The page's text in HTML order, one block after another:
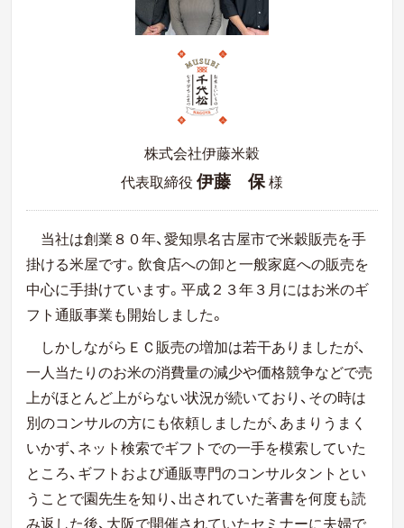
株式会社伊藤米穀
代表取締役 伊藤 保様
当社は創業８０年、愛知県名古屋市で米穀販売を手
掛ける米屋です。飲食店への卸と一般家庭への販売を
中心に手掛けています。平成２３年３月にはお米のギ
フト通販事業も開始しました。
しかしながらＥＣ販売の増加は若干ありましたが、
一人当たりのお米の消費量の減少や価格競争などで売
上がほとんど上がらない状況が続いており、その時は
別のコンサルの方にも依頼しましたが、あまりうまく
いかず、ネット検索でギフトでの一手を模索していた
ところ、ギフトおよび通販専門のコンサルタントとい
うことで園先生を知り、出されていた著書を何度も読
み返した後、大阪で開催されていたセミナーに夫婦で